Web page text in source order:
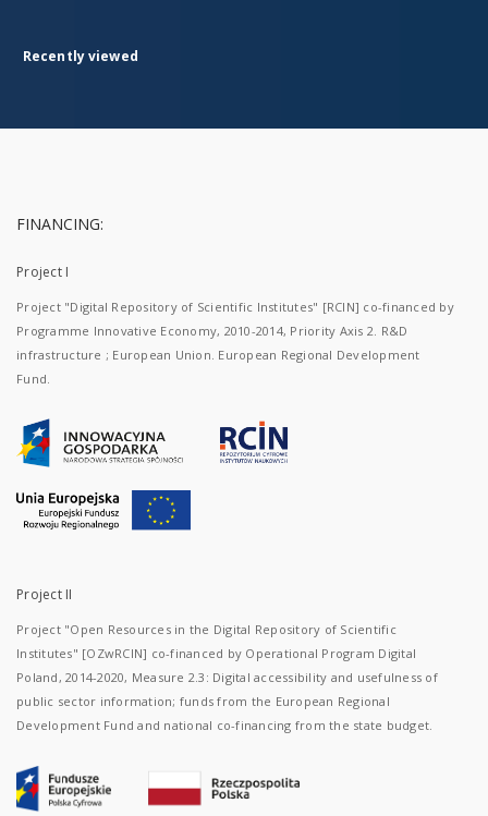
Recently viewed
FINANCING:
Project I
Project "Digital Repository of Scientific Institutes" [RCIN] co-financed by
Programme Innovative Economy, 2010-2014, Priority Axis 2. R&D
infrastructure ; European Union. European Regional Development
Fund.
Project II
Project "Open Resources in the Digital Repository of Scientific
Institutes" [OZwRCIN] co-financed by Operational Program Digital
Poland, 2014-2020, Measure 2.3: Digital accessibility and usefulness of
public sector information; funds from the European Regional
Development Fund and national co-financing from the state budget.